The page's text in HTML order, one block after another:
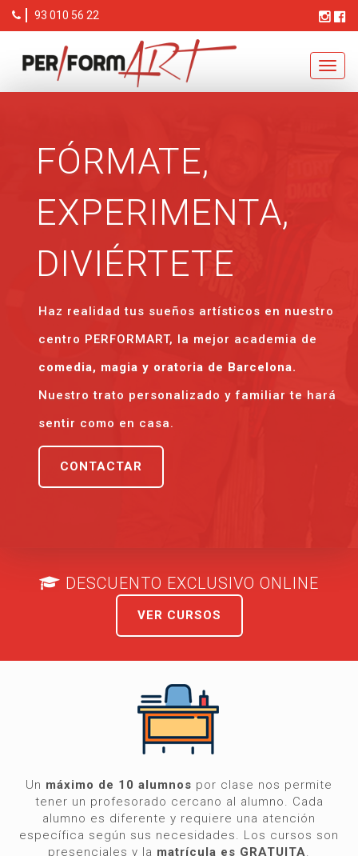
93 010 56 22
FÓRMATE,
EXPERIMENTA,
DIVIÉRTETE
Haz realidad tus sueños artísticos en nuestro
centro PERFORMART, la mejor academia de
comedia, magia y oratoria de Barcelona.
Nuestro trato personalizado y familiar te hará
sentir como en casa.
CONTACTAR
DESCUENTO EXCLUSIVO ONLINE
VER CURSOS
Un máximo de 10 alumnos por clase nos permite
tener un profesorado cercano al alumno. Cada
alumno es diferente y requiere una atención
específica según sus necesidades. Los cursos son
presenciales y la matrícula es GRATUITA.